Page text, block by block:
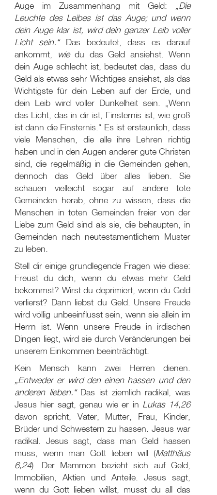
Auge im Zusammenhang mit Geld: „Die
Leuchte des Leibes ist das Auge; und wenn
dein Auge klar ist, wird dein ganzer Leib voller
Licht sein.“Das bedeutet, dass es darauf
ankommt,
wiedu das Geld ansiehst. Wenn
dein Auge schlecht ist, bedeutet das, dass du
Geld als etwas sehr Wichtiges ansiehst, als das
Wichtigste für dein Leben auf der Erde, und
dein Leib wird voller Dunkelheit sein. „Wenn
das Licht, das in dir ist, Finsternis ist, wie groß
ist dann die Finsternis.“ Es ist erstaunlich, dass
viele Menschen, die alle ihre Lehren richtig
haben und in den Augen anderer gute Christen
sind, die regelmäßig in die Gemeinden gehen,
dennoch das Geld über alles lieben. Sie
schauen vielleicht sogar auf andere tote
Gemeinden herab, ohne zu wissen, dass die
Menschen in toten Gemeinden freier von der
Liebe zum Geld sind als sie, die behaupten, in
Gemeinden nach neutestamentlichem Muster
zu leben.
Stell dir einige grundlegende Fragen wie diese:
Freust du dich, wenn du etwas mehr Geld
bekommst? Wirst du deprimiert, wenn du Geld
verlierst? Dann liebst du Geld. Unsere Freude
wird völlig unbeeinflusst sein, wenn sie allein im
Herrn ist. Wenn unsere Freude in irdischen
Dingen liegt, wird sie durch Veränderungen bei
unserem Einkommen beeinträchtigt.
Kein Mensch kann zwei Herren dienen.
„Entweder er wird den einen hassen und den
anderen lieben.“Das ist ziemlich radikal, was
Jesus hier sagt, genau wie er in Lukas 14,26
davon spricht, Vater, Mutter, Frau, Kinder,
Brüder und Schwestern zu hassen. Jesus war
radikal. Jesus sagt, dass man Geld hassen
muss, wenn man Gott lieben will (Matthäus
6,24). Der Mammon bezieht sich auf Geld,
Immobilien, Aktien und Anteile. Jesus sagt,
wenn du Gott lieben willst, musst du all das